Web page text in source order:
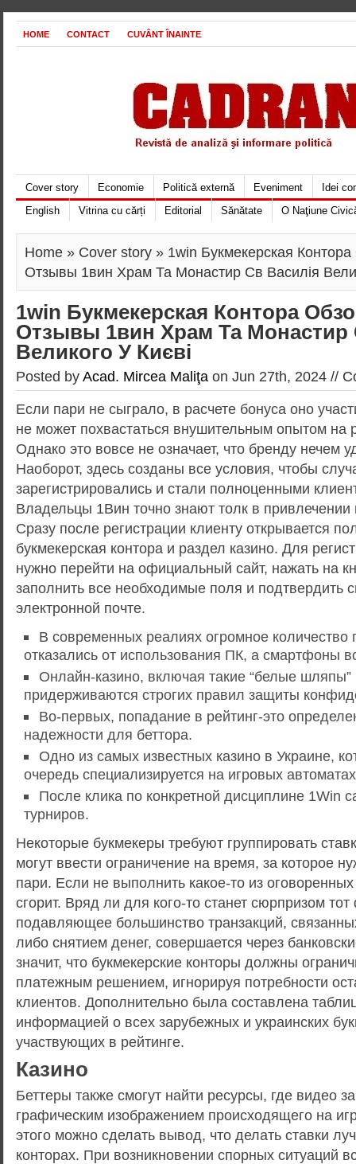
HOME CONTACT CUVÂNT ÎNAINTE
Cover story Economie Politică externă Eveniment
Idei
English
Vitrina cu cărți Editorial Sănătate O Naţiune
Home » Cover story » 1win Букмекерская
Отзывы 1вин Храм Та Монастир Св Василія
1win Букмекерская Контора
Отзывы 1вин Храм Та Монастир
Великого У Києві
Posted byAcad. Mircea Maliţa on Jun 27th, 2024 //
Если пари не сыграло, в расчете бонуса оно
не может похвастаться внушительным опытом на
Однако это вовсе не означает, что бренду нечем
Наоборот, здесь созданы все условия, чтобы
зарегистрировались и стали полноценными
Владельцы 1Вин точно знают толк в привлечении
Сразу после регистрации клиенту открывается
букмекерская контора и раздел казино. Для
нужно перейти на официальный сайт, нажать на
заполнить все необходимые поля и подтвердить
электронной почте.
В современных реалиях огромное количество
отказались от использования ПК, а смартфоны
Онлайн-казино, включая такие “белые шляпы”
придерживаются строгих правил защиты
Во-первых, попадание в рейтинг-это
надежности для беттора.
Одно из самых известных казино в Украине,
очередь специализируется на игровых
После клика по конкретной дисциплине 1Win
турниров.
Некоторые букмекеры требуют группировать
могут ввести ограничение на время, за которое
пари. Если не выполнить какое-то из
сгорит. Вряд ли для кого-то станет сюрпризом тот
подавляющее большинство транзакций,
либо снятием денег, совершается через
значит, что букмекерские конторы должны
платежным решением, игнорируя потребности
клиентов. Дополнительно была составлена
информацией о всех зарубежных и украинских
участвующих в рейтинге.
Казино
Беттеры также смогут найти ресурсы, где видео
графическим изображением происходящего на
этого можно сделать вывод, что делать ставки
конторах. При возникновении спорных ситуаций